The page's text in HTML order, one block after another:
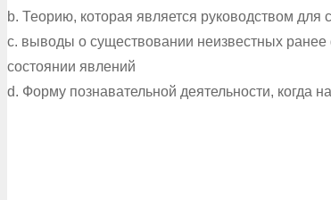
b. Теорию, которая является руководством
c. выводы о существовании неизвестных ранее
состоянии явлений
d. Форму познавательной деятельности,